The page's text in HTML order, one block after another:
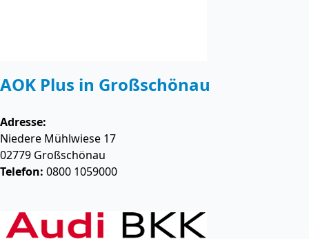
AOK Plus in Großschönau
Adresse:
Niedere Mühlwiese 17
02779 Großschönau
Telefon: 0800 1059000